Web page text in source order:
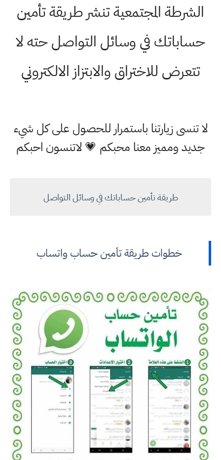
الشرطة المجتمعية تنشر طريقة تأمين
حساباتك في وسائل التواصل حته لا
تتعرض للاختراق والابتزاز الالكتروني
لا تنسى زيارتنا باستمرار للحصول على كل شيء
جديد ومميز معنا محبكم 💗 لاتنسون احبكم
طريقة تأمين حساباتك في وسائل التواصل
خطوات طريقة تأمين حساب واتساب